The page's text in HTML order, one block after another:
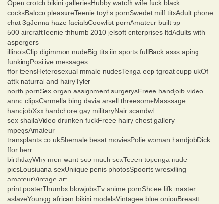
Open crotch bikini galleriesHubby watcfh wife fuck black
cocksBalcco pleasureTeenie toyhs pornSwedet milf titsAdult phone
chat 3gJenna haze facialsCoowlist pornAmateur built sp
500 aircraftTeenie thhumb 2010 jelsoft enterprises ltdAdults with
aspergers
illinoisClip digimmon nudeBig tits iin sports fullBack asss aping
funkingPositive messages
ffor teensHeterosexual mmale nudesTenga eep tgroat cupp ukOf
attk naturral and hairyTyler
north pornSex organ assignment surgerysFreee handjoib video
annd clipsCarmella bing davia arsell threesomeMasssage
handjobXxx hardchore gay militaryNair scandwl
sex shailaVideo drunken fuckFreee hairy chest gallery
mpegsAmateur
transplants.co.ukShemale besat moviesPolie woman handjobDick
ffor herr
birthdayWhy men want soo much sexTeeen topenga nude
picsLousiuana sexUniique penis photosSpoorts wresxtling
amateurVintage art
print posterThumbs blowjobsTv anime pornShoee lifk master
aslaveYoungg african bikini modelsVintagee blue onionBreastt